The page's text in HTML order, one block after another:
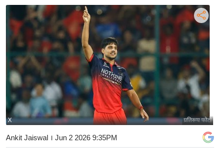
ष्ट्री
य
अं
त
र्रा
ष्ट्री
य
बि
ज़
ने
प्रतिरूप फोटो
X
Ankit Jaiswal । Jun 2 2026 9:35PM